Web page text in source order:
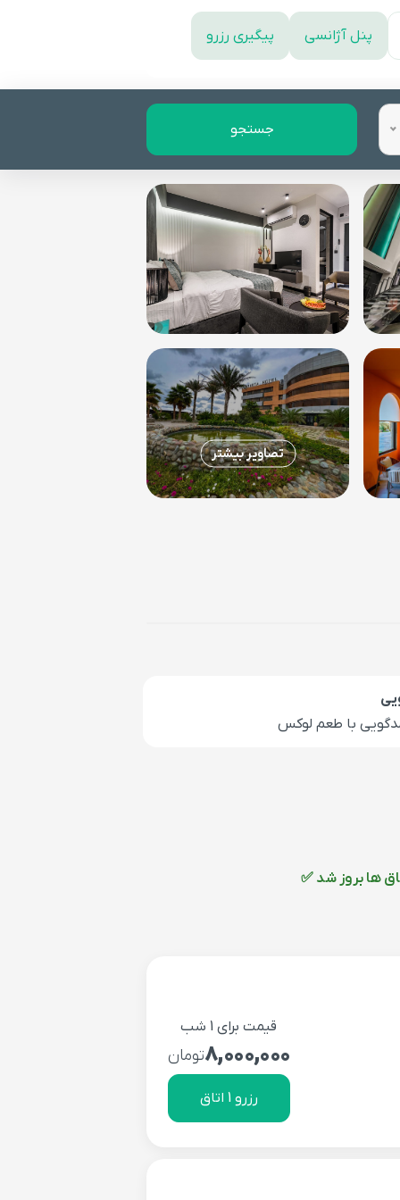
پنل آژانسی پیگیری رزرو
جستجو
تصاویر بیشتر
با طعم لوکس
ها بروز شد ✅
قیمت برای 1 شب
8,000,000تومان
رزرو 1 اتاق